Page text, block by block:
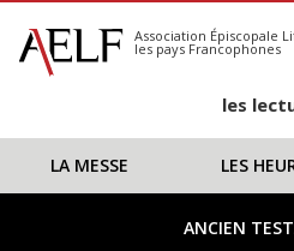
S'abonner
Calendrier
Association Épiscopale
les pays Francophones
les
LA MESSE LES
ANCIEN